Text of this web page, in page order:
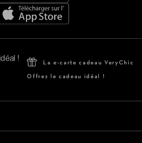
La e-carte cadeau VeryChic
Offrez le cadeau idéal !